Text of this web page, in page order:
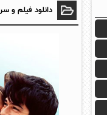
دانلود فیلم و